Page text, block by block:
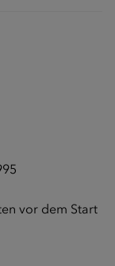
vor dem Start